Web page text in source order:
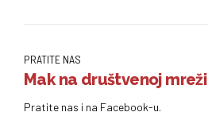
PRATITE NAS
Mak na društvenoj mreži
Pratite nas i na Facebook-u.